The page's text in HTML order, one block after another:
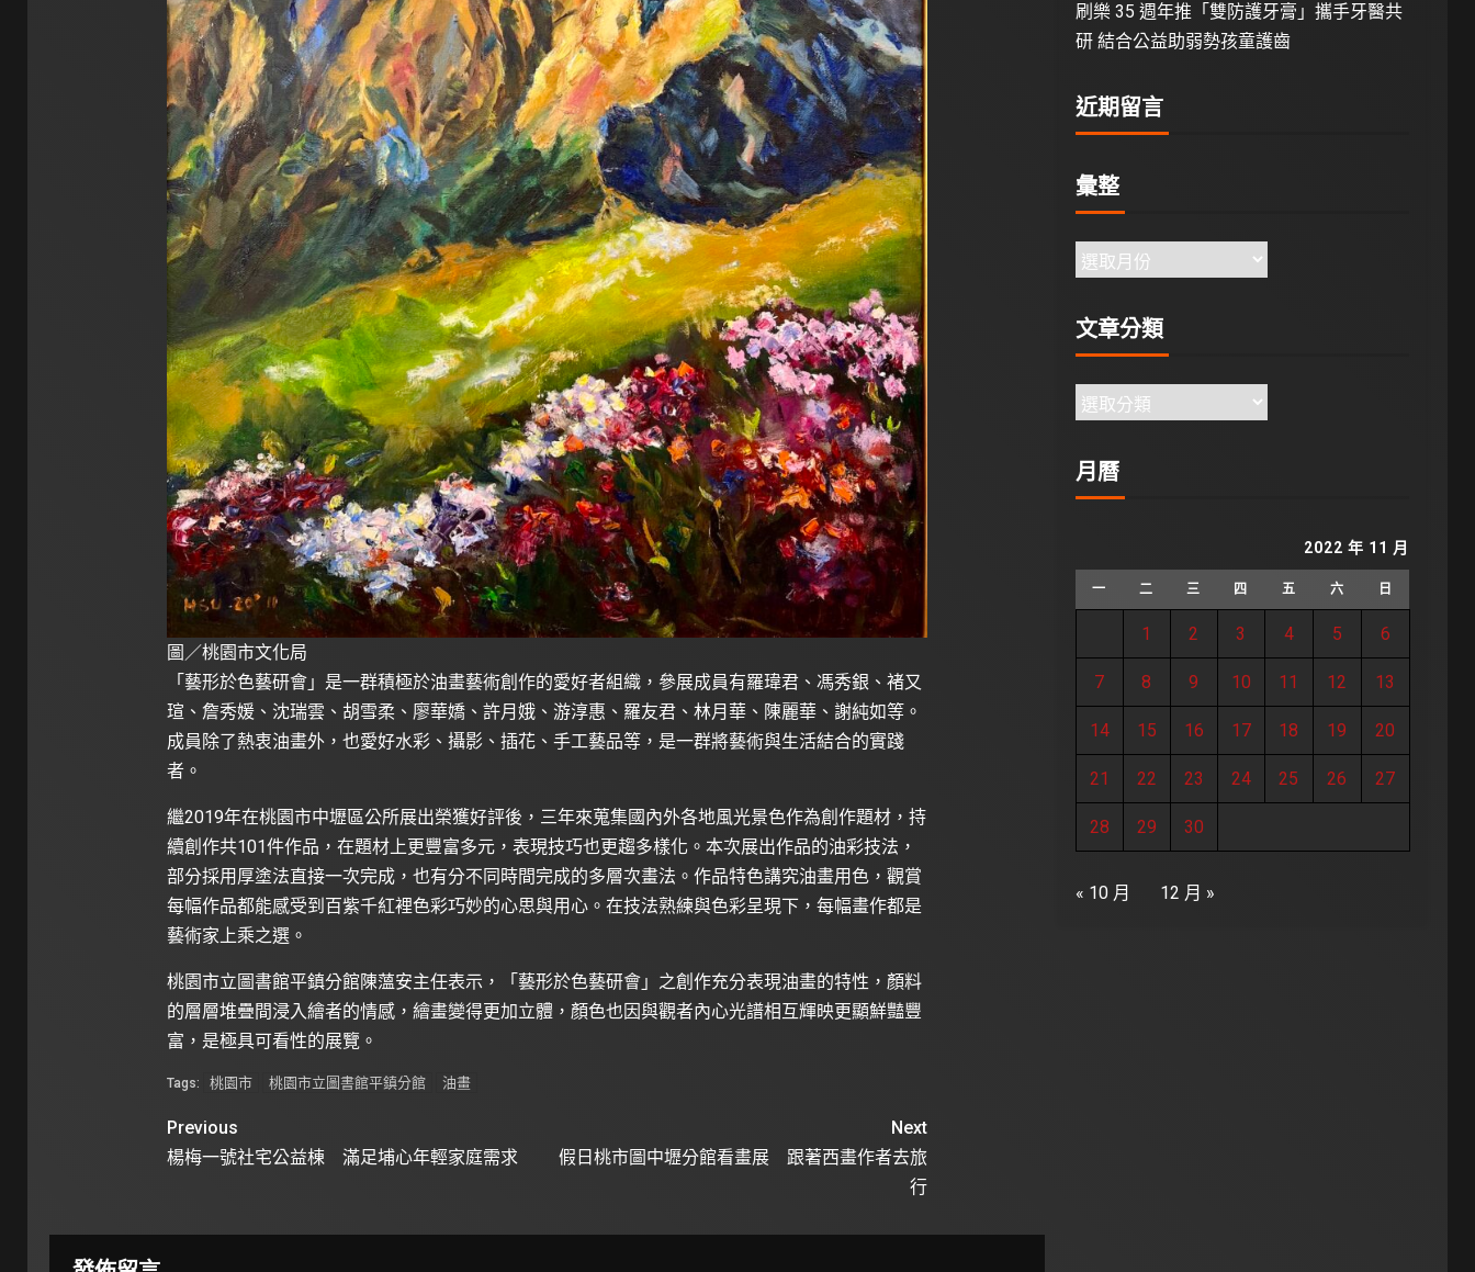
圖／桃園市文化局
「藝形於色藝研會」是一群積極於油畫藝術創作的愛好者組織，參展成員有羅瑋君、馮秀銀、褚又
瑄、詹秀媛、沈瑞雲、胡雪柔、廖華嬌、許月娥、游淳惠、羅友君、林月華、陳麗華、謝純如等。
成員除了熱衷油畫外，也愛好水彩、攝影、插花、手工藝品等，是一群將藝術與生活結合的實踐
者。
繼2019年在桃園市中壢區公所展出榮獲好評後，三年來蒐集國內外各地風光景色作為創作題材，持
續創作共101件作品，在題材上更豐富多元，表現技巧也更趨多樣化。本次展出作品的油彩技法，
部分採用厚塗法直接一次完成，也有分不同時間完成的多層次畫法。作品特色講究油畫用色，觀賞
每幅作品都能感受到百紫千紅裡色彩巧妙的心思與用心。在技法熟練與色彩呈現下，每幅畫作都是
藝術家上乘之選。
桃園市立圖書館平鎮分館陳薀安主任表示，「藝形於色藝研會」之創作充分表現油畫的特性，顏料
的層層堆疊間浸入繪者的情感，繪畫變得更加立體，顏色也因與觀者內心光譜相互輝映更顯鮮豔豐
富，是極具可看性的展覽。
Tags: 桃園市 桃園市立圖書館平鎮分館 油畫
Previous
楊梅一號社宅公益棟 滿足埔心年輕家庭需求
Next
假日桃市圖中壢分館看畫展 跟著西畫作者去旅
行
刷樂 35 週年推「雙防護牙膏」攜手牙醫共
研 結合公益助弱勢孩童護齒
近期留言
彙整
文章分類
月曆
2022 年 11 月
一 二 三 四 五 六 日
1 2 3 4 5 6
7 8 9 10 11 12 13
14 15 16 17 18 19 20
21 22 23 24 25 26 27
28 29 30
« 10 月 12 月 »